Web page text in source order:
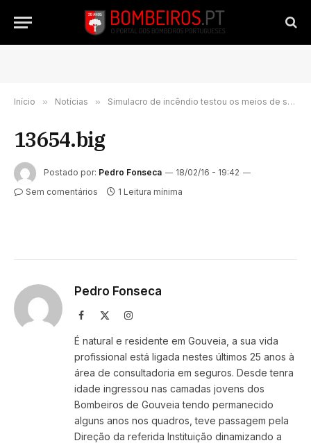
Início » Notícias » Simulacro de incêndio testou os meios de socorro em Amarante
13654.big
Postado por: Pedro Fonseca
18/02/16 - 19:42
Sem comentários
1 Leitura mínima
Pedro Fonseca
Facebook Instagram
É natural e residente em Gouveia, a sua vida
profissional está ligada nestes últimos 25 anos à
área de consultadoria em seguros. Desde tenra
idade ingressou nas camadas jovens dos
Bombeiros de Gouveia tendo permanecido
alguns anos nos quadros, teve passagem pela
Direção da referida Instituição dinamizando a